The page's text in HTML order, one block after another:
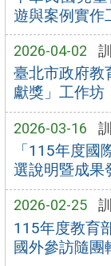
遊與案例實作
2026-04-02
臺北市政府教
獻獎」工作坊
2026-03-16
「115年度
選說明暨成果
2026-02-25
115年度教育
國外參訪隨團